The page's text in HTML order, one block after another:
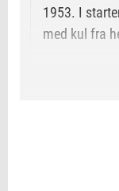
1953. I
med kul fra